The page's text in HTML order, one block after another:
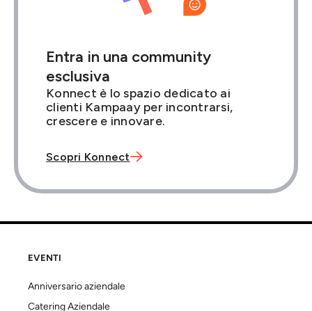
Entra in una community
esclusiva
Konnect è lo spazio dedicato ai
clienti Kampaay per incontrarsi,
crescere e innovare.
Scopri Konnect
EVENTI
Anniversario aziendale
Catering Aziendale